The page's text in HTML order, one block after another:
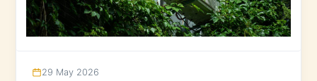
29 May 2026